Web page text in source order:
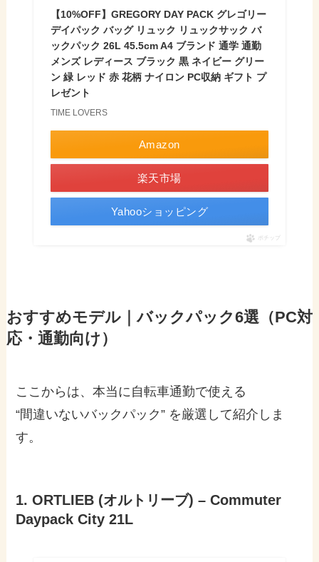
【10%OFF】GREGORY DAY PACK グレゴリー
デイパック バッグ リュック リュックサック バ
ックパック 26L 45.5cm A4 ブランド 通学 通勤
メンズ レディース ブラック 黒 ネイビー グリー
ン 緑 レッド 赤 花柄 ナイロン PC収納 ギフト プ
レゼント
TIME LOVERS
Amazon
楽天市場
Yahooショッピング
ポチップ
おすすめモデル｜バックパック6選（PC対
応・通勤向け）
ここからは、本当に自転車通勤で使える
“間違いないバックパック” を厳選して紹介しま
す。
1. ORTLIEB (オルトリーブ) – Commuter
Daypack City 21L